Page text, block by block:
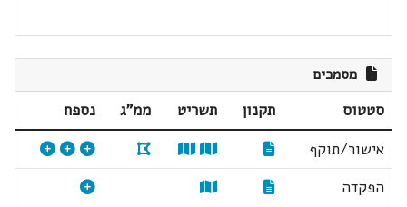
מסמכים
סטטוס תקנון תשריט ממ"ג
נספח
אישור/תוקף
הפקדה